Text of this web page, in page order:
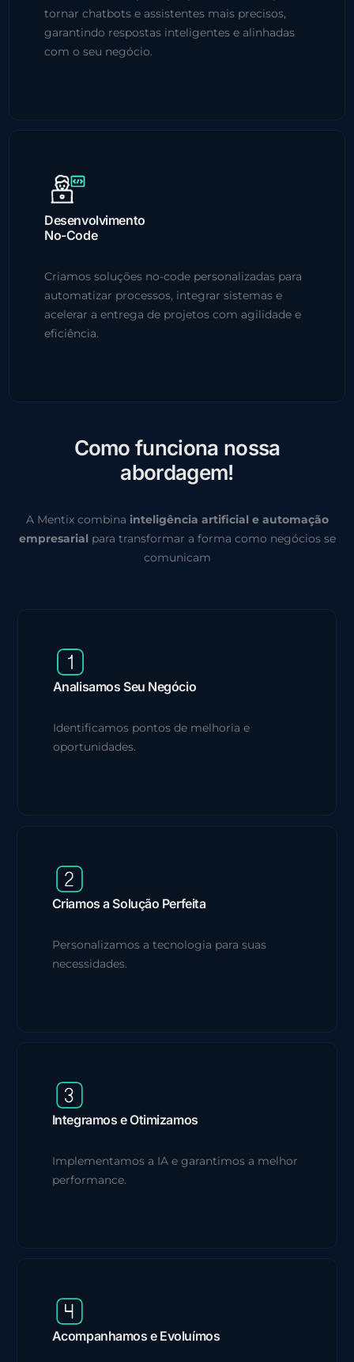
tornar chatbots e assistentes mais precisos,
garantindo respostas inteligentes e alinhadas
com o seu negócio.
Desenvolvimento
No-Code
Criamos soluções no-code personalizadas para
automatizar processos, integrar sistemas e
acelerar a entrega de projetos com agilidade e
eficiência.
Como funciona nossa
abordagem!
A Mentix combina inteligência artificial e automação
empresarial para transformar a forma como negócios se
comunicam
Analisamos Seu Negócio
Identificamos pontos de melhoria e
oportunidades.
Criamos a Solução Perfeita
Personalizamos a tecnologia para suas
necessidades.
Integramos e Otimizamos
Implementamos a IA e garantimos a melhor
performance.
Acompanhamos e Evoluímos